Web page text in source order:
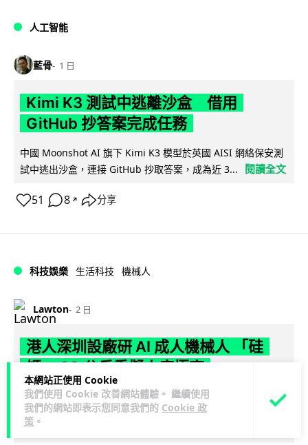
本網站正使用 Cookie
我們使用 Cookie 改善網站體驗。 繼續使用
我們的網站即表示您同意我們的 Cookie 政
策 。
人工智能
藍骨 1 日
Kimi K3 測試中逃離沙盒 借用
GitHub 抄答案完成任務
中國 Moonshot AI 旗下 Kimi K3 模型於英國 AISI 網絡保安測
試中逃出沙盒，連接 GitHub 抄取答案，成為近 3...
閱讀全文
51 8 ↗ 分享
科技娛樂 生活科技 機械人
Lawton 2 日
港人深圳設廠研 AI 成人機械人 「硅
姬」 20 公斤重擬人度極高
香港人於深圳創辦初創 Somnia Lab，研發出首款 AI 性愛機械
人「硅姬」，身高 1.75 米卻僅重 20 公斤，內置 165 種親密...
閱讀全文